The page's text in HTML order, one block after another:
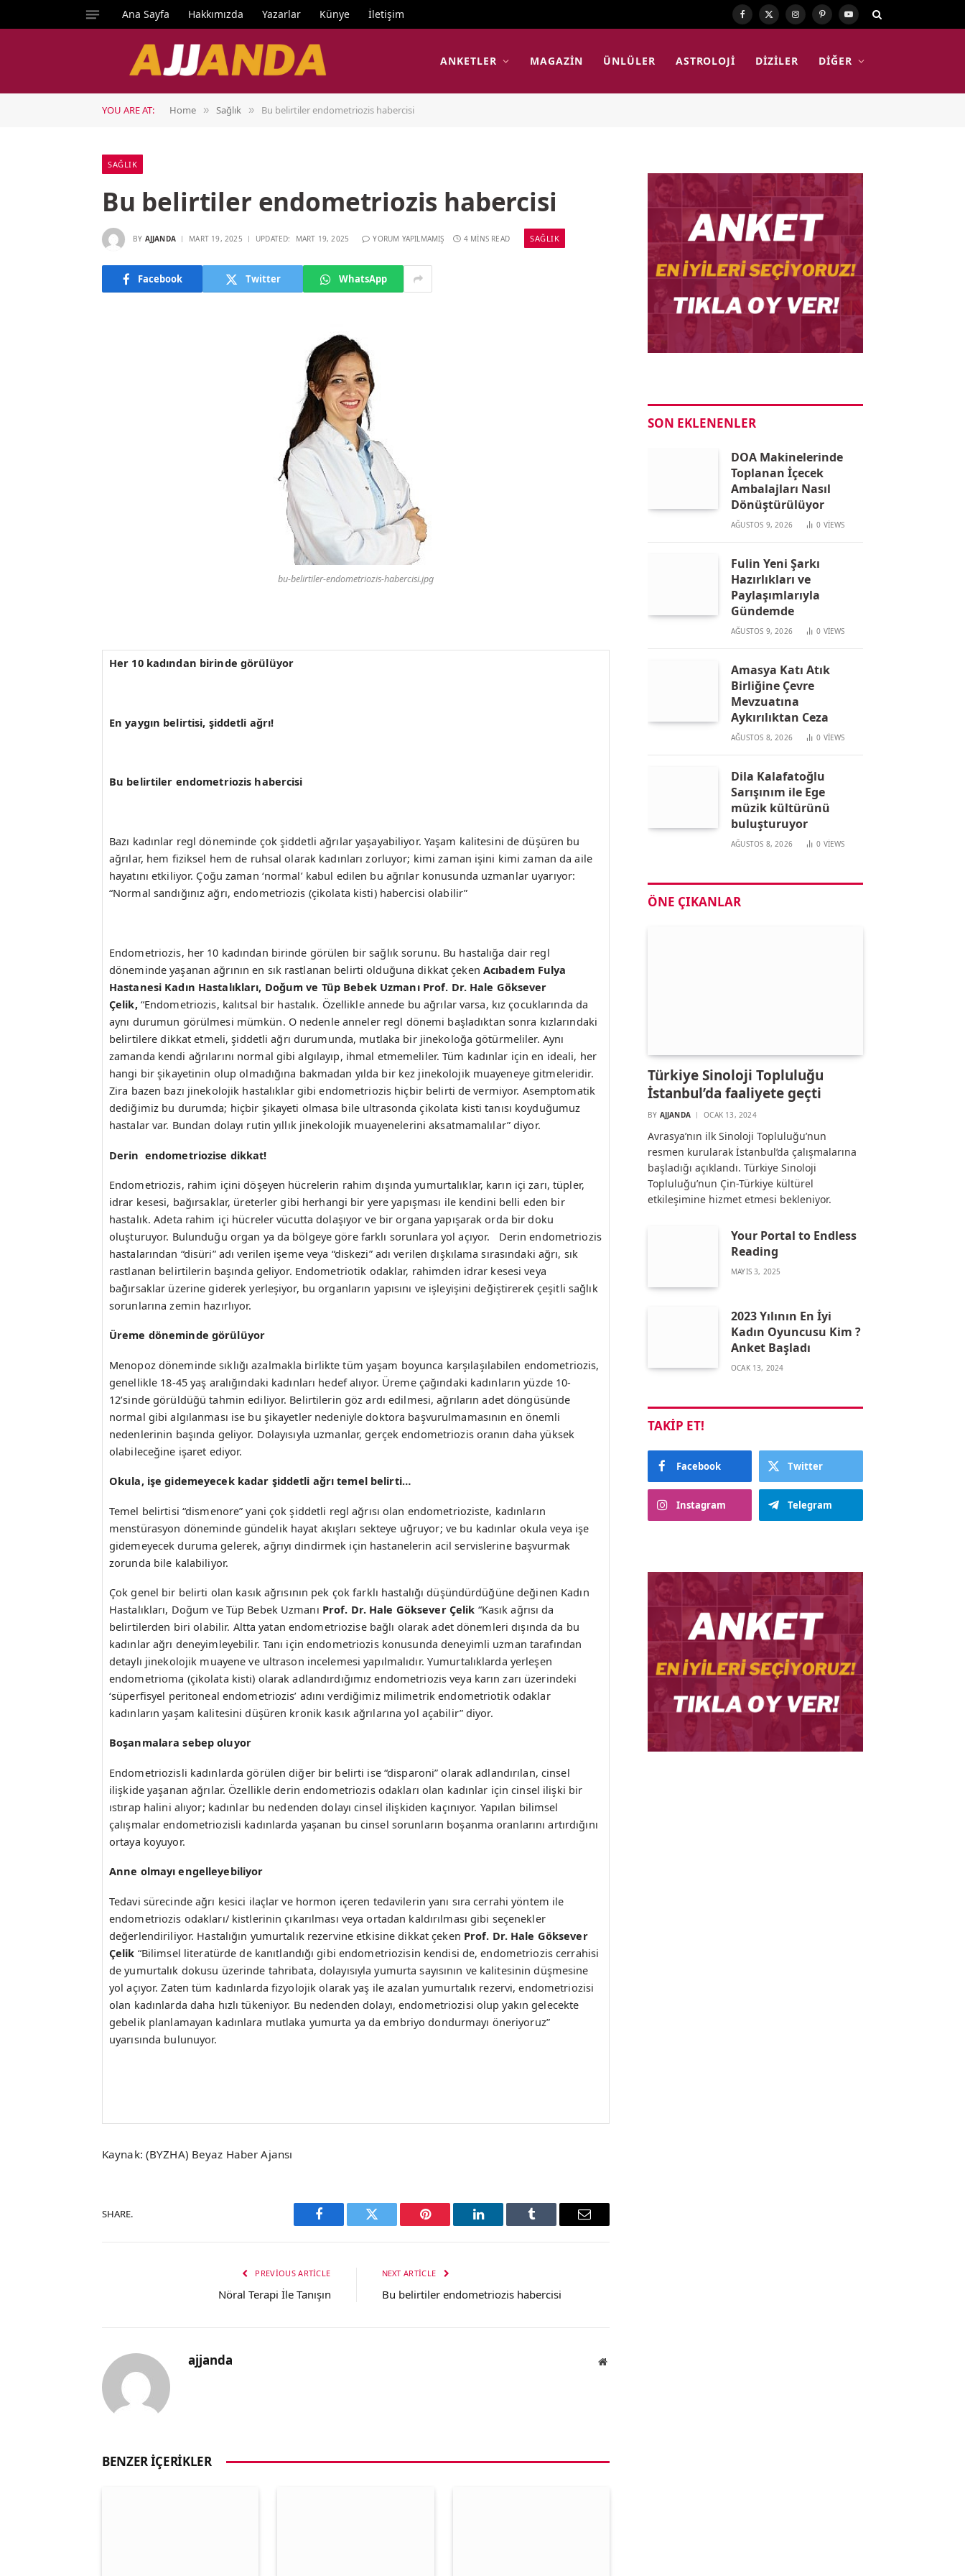
Ana Sayfa Hakkımızda Yazarlar Künye İletişim Facebook
X
Instagram
PinterestYouTube
ANKETLER MAGAZIN ÜNLÜLER ASTROLOJI DIZILER DIĞER
YOU ARE AT: Home » Sağlık » Bu belirtiler endometriozis habercisi
SAĞLIK
Bu belirtiler endometriozis habercisi
BY AJJANDA MART 19, 2025 UPDATED: MART 19, 2025 YORUM YAPILMAMIŞ 4 MINS READ SAĞLIK
Facebook Twitter WhatsApp
bu-belirtiler-endometriozis-habercisi.jpg
Her 10 kadından birinde görülüyor
En yaygın belirtisi, şiddetli ağrı!
Bu belirtiler endometriozis habercisi
Bazı kadınlar regl döneminde çok şiddetli ağrılar yaşayabiliyor. Yaşam kalitesini de düşüren bu
ağrılar, hem fiziksel hem de ruhsal olarak kadınları zorluyor; kimi zaman işini kimi zaman da aile
hayatını etkiliyor. Çoğu zaman ‘normal’ kabul edilen bu ağrılar konusunda uzmanlar uyarıyor:
“Normal sandığınız ağrı, endometriozis (çikolata kisti) habercisi olabilir”
Endometriozis, her 10 kadından birinde görülen bir sağlık sorunu. Bu hastalığa dair regl
döneminde yaşanan ağrının en sık rastlanan belirti olduğuna dikkat çeken Acıbadem Fulya
Hastanesi Kadın Hastalıkları, Doğum ve Tüp Bebek Uzmanı Prof. Dr. Hale Göksever
Çelik, “Endometriozis, kalıtsal bir hastalık. Özellikle annede bu ağrılar varsa, kız çocuklarında da
aynı durumun görülmesi mümkün. O nedenle anneler regl dönemi başladıktan sonra kızlarındaki
belirtilere dikkat etmeli, şiddetli ağrı durumunda, mutlaka bir jinekoloğa götürmeliler. Aynı
zamanda kendi ağrılarını normal gibi algılayıp, ihmal etmemeliler. Tüm kadınlar için en ideali, her
hangi bir şikayetinin olup olmadığına bakmadan yılda bir kez jinekolojik muayeneye gitmeleridir.
Zira bazen bazı jinekolojik hastalıklar gibi endometriozis hiçbir belirti de vermiyor. Asemptomatik
dediğimiz bu durumda; hiçbir şikayeti olmasa bile ultrasonda çikolata kisti tanısı koyduğumuz
hastalar var. Bundan dolayı rutin yıllık jinekolojik muayenelerini aksatmamalılar” diyor.
Derin endometriozise dikkat!
Endometriozis, rahim içini döşeyen hücrelerin rahim dışında yumurtalıklar, karın içi zarı, tüpler,
idrar kesesi, bağırsaklar, üreterler gibi herhangi bir yere yapışması ile kendini belli eden bir
hastalık. Adeta rahim içi hücreler vücutta dolaşıyor ve bir organa yapışarak orda bir doku
oluşturuyor. Bulunduğu organ ya da bölgeye göre farklı sorunlara yol açıyor. Derin endometriozis
hastalarından “disüri” adı verilen işeme veya “diskezi” adı verilen dışkılama sırasındaki ağrı, sık
rastlanan belirtilerin başında geliyor. Endometriotik odaklar, rahimden idrar kesesi veya
bağırsaklar üzerine giderek yerleşiyor, bu organların yapısını ve işleyişini değiştirerek çeşitli sağlık
sorunlarına zemin hazırlıyor.
Üreme döneminde görülüyor
Menopoz döneminde sıklığı azalmakla birlikte tüm yaşam boyunca karşılaşılabilen endometriozis,
genellikle 18-45 yaş aralığındaki kadınları hedef alıyor. Üreme çağındaki kadınların yüzde 10-
12’sinde görüldüğü tahmin ediliyor. Belirtilerin göz ardı edilmesi, ağrıların adet döngüsünde
normal gibi algılanması ise bu şikayetler nedeniyle doktora başvurulmamasının en önemli
nedenlerinin başında geliyor. Dolayısıyla uzmanlar, gerçek endometriozis oranın daha yüksek
olabileceğine işaret ediyor.
Okula, işe gidemeyecek kadar şiddetli ağrı temel belirti…
Temel belirtisi “dismenore” yani çok şiddetli regl ağrısı olan endometrioziste, kadınların
menstürasyon döneminde gündelik hayat akışları sekteye uğruyor; ve bu kadınlar okula veya işe
gidemeyecek duruma gelerek, ağrıyı dindirmek için hastanelerin acil servislerine başvurmak
zorunda bile kalabiliyor.
Çok genel bir belirti olan kasık ağrısının pek çok farklı hastalığı düşündürdüğüne değinen Kadın
Hastalıkları, Doğum ve Tüp Bebek Uzmanı Prof. Dr. Hale Göksever Çelik “Kasık ağrısı da
belirtilerden biri olabilir. Altta yatan endometriozise bağlı olarak adet dönemleri dışında da bu
kadınlar ağrı deneyimleyebilir. Tanı için endometriozis konusunda deneyimli uzman tarafından
detaylı jinekolojik muayene ve ultrason incelemesi yapılmalıdır. Yumurtalıklarda yerleşen
endometrioma (çikolata kisti) olarak adlandırdığımız endometriozis veya karın zarı üzerindeki
‘süperfisyel peritoneal endometriozis’ adını verdiğimiz milimetrik endometriotik odaklar
kadınların yaşam kalitesini düşüren kronik kasık ağrılarına yol açabilir” diyor.
Boşanmalara sebep oluyor
Endometriozisli kadınlarda görülen diğer bir belirti ise “disparoni” olarak adlandırılan, cinsel
ilişkide yaşanan ağrılar. Özellikle derin endometriozis odakları olan kadınlar için cinsel ilişki bir
ıstırap halini alıyor; kadınlar bu nedenden dolayı cinsel ilişkiden kaçınıyor. Yapılan bilimsel
çalışmalar endometriozisli kadınlarda yaşanan bu cinsel sorunların boşanma oranlarını artırdığını
ortaya koyuyor.
Anne olmayı engelleyebiliyor
Tedavi sürecinde ağrı kesici ilaçlar ve hormon içeren tedavilerin yanı sıra cerrahi yöntem ile
endometriozis odakları/ kistlerinin çıkarılması veya ortadan kaldırılması gibi seçenekler
değerlendiriliyor. Hastalığın yumurtalık rezervine etkisine dikkat çeken Prof. Dr. Hale Göksever
Çelik “Bilimsel literatürde de kanıtlandığı gibi endometriozisin kendisi de, endometriozis cerrahisi
de yumurtalık dokusu üzerinde tahribata, dolayısıyla yumurta sayısının ve kalitesinin düşmesine
yol açıyor. Zaten tüm kadınlarda fizyolojik olarak yaş ile azalan yumurtalık rezervi, endometriozisi
olan kadınlarda daha hızlı tükeniyor. Bu nedenden dolayı, endometriozisi olup yakın gelecekte
gebelik planlamayan kadınlara mutlaka yumurta ya da embriyo dondurmayı öneriyoruz”
uyarısında bulunuyor.
Kaynak: (BYZHA) Beyaz Haber Ajansı
SHARE.
Facebook Twitter Pinterest LinkedIn Tumblr Email
PREVIOUS ARTICLE
Nöral Terapi İle Tanışın
NEXT ARTICLE
Bu belirtiler endometriozis habercisi
ajjanda Website
BENZER İÇERIKLER
SON EKLENENLER
DOA Makinelerinde
Toplanan İçecek
Ambalajları Nasıl
Dönüştürülüyor
AĞUSTOS 9, 2026 0 VIEWS
Fulin Yeni Şarkı
Hazırlıkları ve
Paylaşımlarıyla
Gündemde
AĞUSTOS 9, 2026 0 VIEWS
Amasya Katı Atık
Birliğine Çevre
Mevzuatına
Aykırılıktan Ceza
AĞUSTOS 8, 2026 0 VIEWS
Dila Kalafatoğlu
Sarışınım ile Ege
müzik kültürünü
buluşturuyor
AĞUSTOS 8, 2026 0 VIEWS
ÖNE ÇIKANLAR
Türkiye Sinoloji Topluluğu
İstanbul’da faaliyete geçti
BY AJJANDA OCAK 13, 2024
Avrasya’nın ilk Sinoloji Topluluğu’nun
resmen kurularak İstanbul’da çalışmalarına
başladığı açıklandı. Türkiye Sinoloji
Topluluğu’nun Çin-Türkiye kültürel
etkileşimine hizmet etmesi bekleniyor.
Your Portal to Endless
Reading
MAYIS 3, 2025
2023 Yılının En İyi
Kadın Oyuncusu Kim ?
Anket Başladı
OCAK 13, 2024
TAKIP ET!
Facebook Twitter
Instagram Telegram